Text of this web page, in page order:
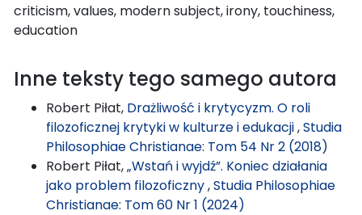
criticism, values, modern subject, irony, touchiness,
education
Inne teksty tego samego autora
Robert Piłat, Drażliwość i krytycyzm. O roli
filozoficznej krytyki w kulturze i edukacji,Studia
Philosophiae Christianae: Tom 54 Nr 2 (2018)
Robert Piłat,„Wstań i wyjdź”. Koniec działania
jako problem filozoficzny,Studia Philosophiae
Christianae: Tom 60 Nr 1 (2024)